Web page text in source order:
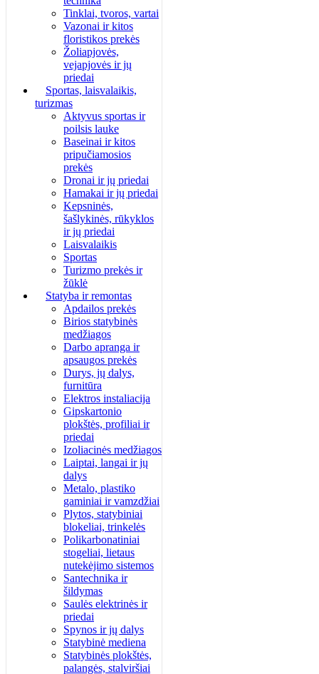
Tinklai, tvoros, vartai
Vazonai ir kitos
floristikos prekės
Žoliapjovės,
vejapjovės ir jų
priedai
Sportas, laisvalaikis,
turizmas
Aktyvus sportas ir
poilsis lauke
Baseinai ir kitos
pripučiamosios
prekės
Dronai ir jų priedai
Hamakai ir jų priedai
Kepsninės,
šašlykinės, rūkyklos
ir jų priedai
Laisvalaikis
Sportas
Turizmo prekės ir
žūklė
Statyba ir remontas
Apdailos prekės
Birios statybinės
medžiagos
Darbo apranga ir
apsaugos prekės
Durys, jų dalys,
furnitūra
Elektros instaliacija
Gipskartonio
plokštės, profiliai ir
priedai
Izoliacinės medžiagos
Laiptai, langai ir jų
dalys
Metalo, plastiko
gaminiai ir vamzdžiai
Plytos, statybiniai
blokeliai, trinkelės
Polikarbonatiniai
stogeliai, lietaus
nutekėjimo sistemos
Santechnika ir
šildymas
Saulės elektrinės ir
priedai
Spynos ir jų dalys
Statybinė mediena
Statybinės plokštės,
palangės, stalviršiai